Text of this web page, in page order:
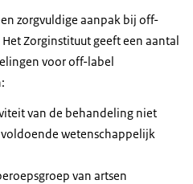
zorgvuldige aanpak bij off-
Zorginstituut geeft een aantal
voor off-label
van de behandeling niet
wetenschappelijk
van artsen